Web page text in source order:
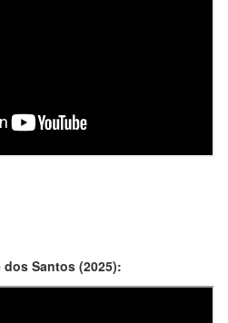
Santos (2025):